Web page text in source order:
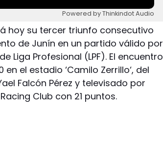
Powered by Thinkindot Audio
hoy su tercer triunfo consecutivo
de Junín en un partido válido por
Liga Profesional (LPF). El encuentro
el estadio ‘Camilo Zerrillo‘, del
Falcón Pérez y televisado por
Club con 21 puntos.